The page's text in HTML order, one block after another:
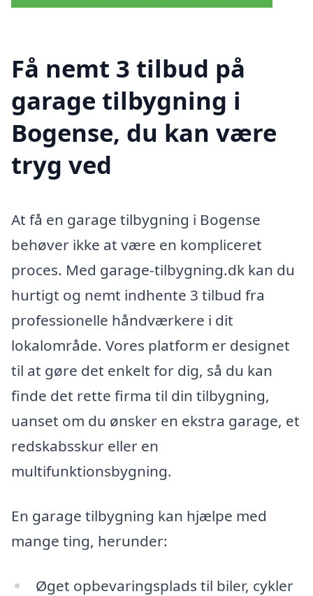
Få nemt 3 tilbud på
garage tilbygning i
Bogense, du kan være
tryg ved
At få en garage tilbygning i Bogense
behøver ikke at være en kompliceret
proces. Med garage-tilbygning.dk kan du
hurtigt og nemt indhente 3 tilbud fra
professionelle håndværkere i dit
lokalområde. Vores platform er designet
til at gøre det enkelt for dig, så du kan
finde det rette firma til din tilbygning,
uanset om du ønsker en ekstra garage, et
redskabsskur eller en
multifunktionsbygning.
En garage tilbygning kan hjælpe med
mange ting, herunder:
Øget opbevaringsplads til biler, cykler